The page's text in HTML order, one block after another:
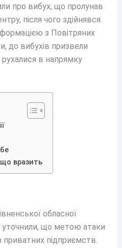
про вибух, що пролунав
після чого здійнявся
з Повітряних
до вибухів призвели
рухалися в напрямку
вразить
обласної
уточнили, що метою атаки
приватних підприємств.